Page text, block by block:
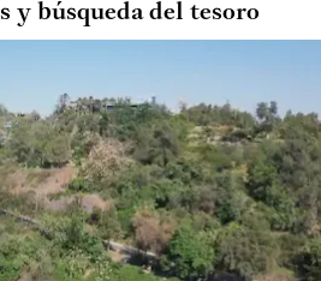
y búsqueda del tesoro